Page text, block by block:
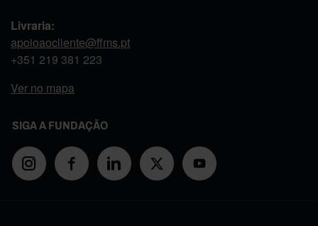
Livraria:
apoioaocliente@ffms.pt
+351 219 381 223
Ver no mapa
SIGA A FUNDAÇÃO